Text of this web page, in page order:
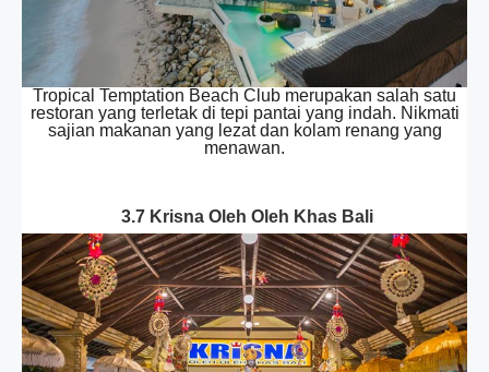
Tropical Temptation Beach Club merupakan salah satu
restoran yang terletak di tepi pantai yang indah. Nikmati
sajian makanan yang lezat dan kolam renang yang
menawan.
3.7 Krisna Oleh Oleh Khas Bali